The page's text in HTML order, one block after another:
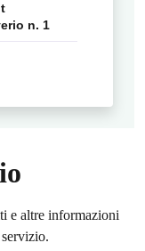
n. 1
e altre informazioni